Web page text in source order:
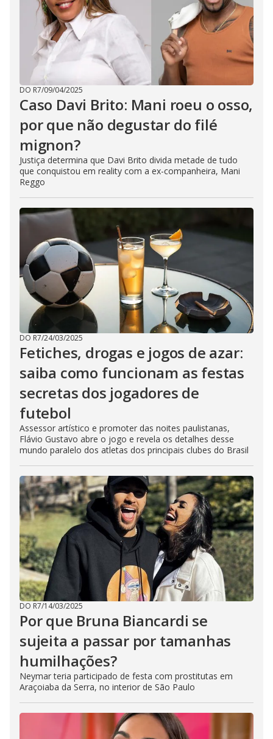
DO R7/09/04/2025
Caso Davi Brito: Mani roeu o osso,
por que não degustar do filé
mignon?
Justiça determina que Davi Brito divida metade de tudo
que conquistou em reality com a ex-companheira, Mani
Reggo
DO R7/24/03/2025
Fetiches, drogas e jogos de azar:
saiba como funcionam as festas
secretas dos jogadores de
futebol
Assessor artístico e promoter das noites paulistanas,
Flávio Gustavo abre o jogo e revela os detalhes desse
mundo paralelo dos atletas dos principais clubes do Brasil
DO R7/14/03/2025
Por que Bruna Biancardi se
sujeita a passar por tamanhas
humilhações?
Neymar teria participado de festa com prostitutas em
Araçoiaba da Serra, no interior de São Paulo